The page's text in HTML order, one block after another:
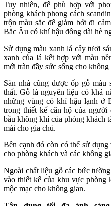
Tuy nhiên, để phù hợp với
phòng khách phong cách
trộn màu sắc để giảm bớt đi
Bắc Âu có khí hậu đông dài hè
Sử dụng màu xanh lá cây tươi
xanh của lá kết hợp với màu
mới tràn đầy sức sống cho không
Sàn nhà cũng được ốp gỗ
thất. Gỗ là nguyên liệu có khả
những vùng có khí hậu lạnh ở
trong thiết kế căn hộ của
bầu không khí của phòng khách
mái cho gia chủ.
Bên cạnh đó còn có thể sử
cho phòng khách và các không
Ngoài chất liệu gỗ các bức
vào thiết kế của khu vực phòng
mộc mạc cho không gian.